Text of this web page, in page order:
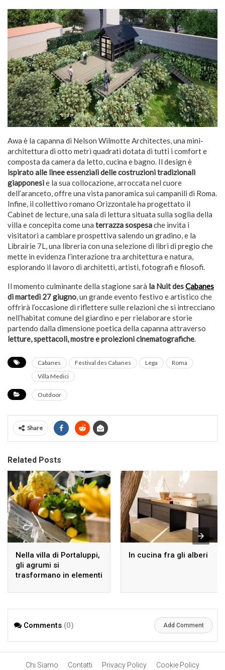
Awa è la capanna di Nelson Wilmotte Architectes, una mini-
architettura di otto metri quadrati dotata di tutti i comfort e
composta da camera da letto, cucina e bagno. Il design è
ispirato alle linee essenziali delle costruzioni tradizionali
giapponesie la sua collocazione, arroccata nel cuore
dell’aranceto, offre una vista panoramica sui campanili di Roma.
Infine, il collettivo romano Orizzontale ha progettato il
Cabinet de lecture, una sala di lettura situata sulla soglia della
villa e concepita come una terrazza sospesache invita i
visitatori a cambiare prospettiva salendo un gradino, e la
Librairie 7L, una libreria con una selezione di libri di pregio che
mette in evidenza l’interazione tra architettura e natura,
esplorando il lavoro di architetti, artisti, fotografi e filosofi.
Il momento culminante della stagione sarà la Nuit desCabanes
di martedì 27 giugno, un grande evento festivo e artistico che
offrirà l’occasione di riflettere sulle relazioni che si intrecciano
nell’habitat comune del giardino e per rielaborare storie
partendo dalla dimensione poetica della capanna attraverso
letture, spettacoli, mostre e proiezioni cinematografiche.
Cabanes Festival des Cabanes Lega
Roma
Villa Medici
Outdoor
Share
Related Posts
Nella villa di Portaluppi,
gli agrumi si
trasformano in elementi
del FAI dedicato alla
del Mediterraneo.
In cucina fra gli alberi
Comments (0) Add Comment
Chi Siamo Contatti Privacy Policy Cookie Policy